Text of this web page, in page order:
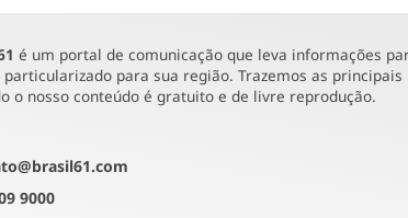
é um portal de comunicação que leva informações
particularizado para sua região. Trazemos as
o nosso conteúdo é gratuito e de livre reprodução.
9000